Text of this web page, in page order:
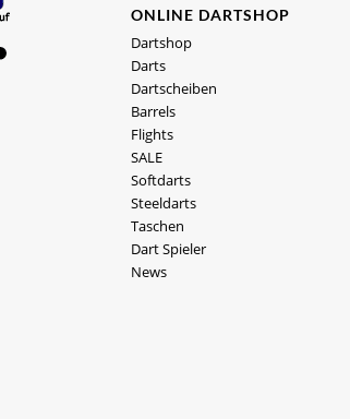
ONLINE DARTSHOP
Dartshop
Darts
Dartscheiben
Barrels
Flights
SALE
Softdarts
Steeldarts
Taschen
Dart Spieler
News